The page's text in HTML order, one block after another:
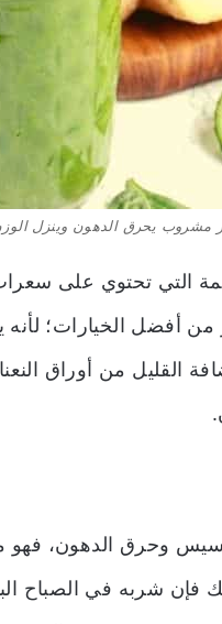
مشروب يحرق الدهون وينزل
التي تحتوي على
من أفضل الخيارات؛
القليل من أوراق
وحرق الدهون، فهو
٩٥٪ ؜ من الماء. لذلك فإن شربه في